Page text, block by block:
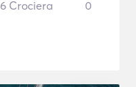
6 Crociera 0